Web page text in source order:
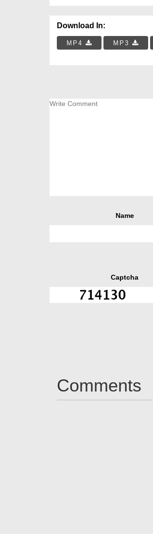
Download In:
MP4 MP3
Name
Captcha
Comments